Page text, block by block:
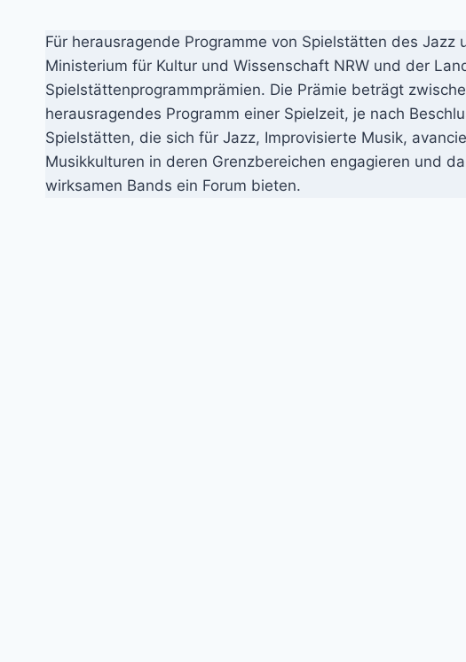
Für herausragende Programme von Spielstätten des
Ministerium für Kultur und Wissenschaft NRW und der
Spielstättenprogrammprämien. Die Prämie beträgt
herausragendes Programm einer Spielzeit, je nach
Spielstätten, die sich für Jazz, Improvisierte Musik,
Musikkulturen in deren Grenzbereichen engagieren und
wirksamen Bands ein Forum bieten.